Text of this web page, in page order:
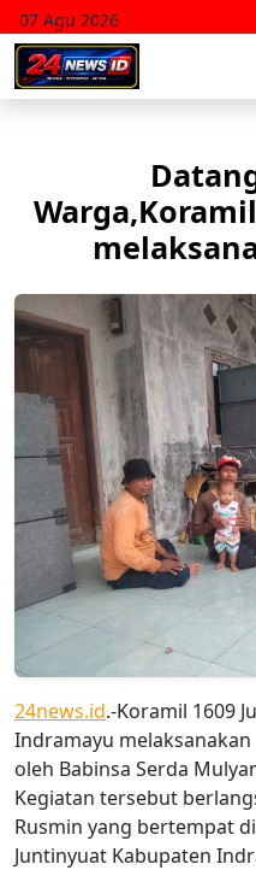
07 Agu 2026
24news.id.-Koramil 1609
Indramayu
oleh Babinsa Serda
Kegiatan tersebut
Rusmin yang bertempat
Juntinyuat Kabupaten